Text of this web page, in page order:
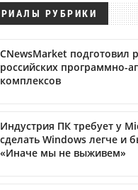
РУБРИКИ
CNewsMarket подготовил
российских программно-
комплексов
Индустрия ПК требует у
сделать Windows легче и
«Иначе мы не выживем»